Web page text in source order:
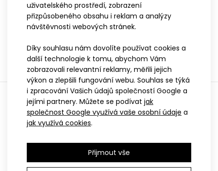
uživatelského prostředí, zobrazení
přizpůsobeného obsahu i reklam a analýzy
návštěvnosti webových stránek.
Díky souhlasu nám dovolíte používat cookies a
další technologie k tomu, abychom Vám
zobrazovali relevantní reklamy, měřili jejich
výkon a zlepšili fungování webu. Souhlas se týká
i zpracování Vašich údajů společností Google a
jejími partnery. Můžete se podívat jak
společnost Google využívá vaše osobní údaje a
jak využívá cookies.
Přijmout vše
..
Cyklistická kšiltovka ATEX30 bílá
Sportovní kukla KENNY
549 Kč
Zobrazuji 1 až 9 z 9 (celkem stran 1)
S SPORT
Pokud sportem začínáte a nevíte, co na
sebe, tak kategorie SPORT je přesně pro